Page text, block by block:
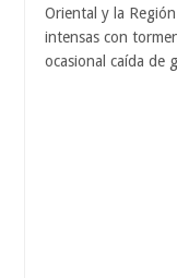
Oriental y la
intensas con
ocasional caída de